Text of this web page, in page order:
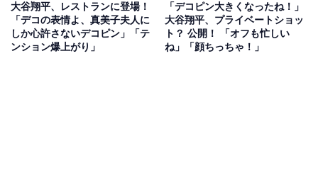
大谷翔平、レストランに登場！
「デコの表情よ、真美子夫人に
しか心許さないデコピン」「テ
ンション爆上がり」
「デコピン大きくなったね！」
大谷翔平、プライベートショッ
ト？ 公開！ 「オフも忙しい
ね」「顔ちっちゃ！」